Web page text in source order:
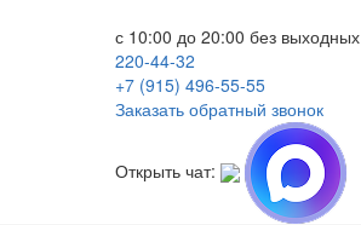
с 10:00 до 20:00 без выходных
220-44-32
+7 (915) 496-55-55
Заказать обратный звонок
Открыть чат: